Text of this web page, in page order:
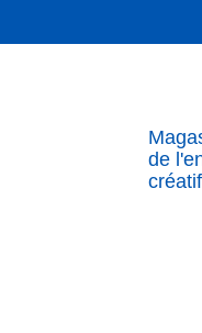
de